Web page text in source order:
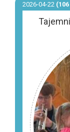
2026-04-22